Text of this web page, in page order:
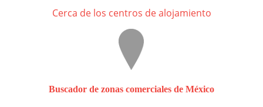
Cerca de los centros de alojamiento
Buscador de zonas comerciales de México